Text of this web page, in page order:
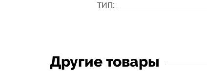
ТИП:
Другие товары